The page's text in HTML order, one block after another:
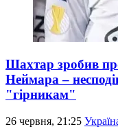
Шахтар зробив
Неймара –
"гірникам"
26 червня, 21:25